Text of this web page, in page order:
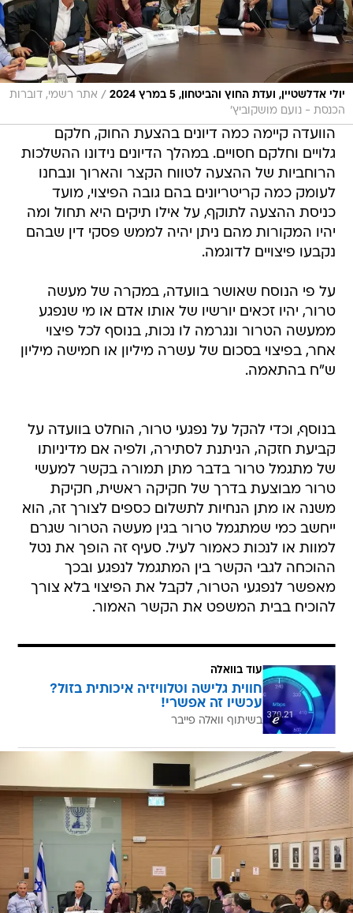
יולי אדלשטיין, ועדת החוץ והביטחון, 5 במרץ 2024 / אתר רשמי, דוברות
הכנסת - נועם מושקוביץ'
הוועדה קיימה כמה דיונים בהצעת החוק, חלקם
גלויים וחלקם חסויים. במהלך הדיונים נידונו ההשלכות
הרוחביות של ההצעה לטווח הקצר והארוך ונבחנו
לעומק כמה קריטריונים בהם גובה הפיצוי, מועד
כניסת ההצעה לתוקף, על אילו תיקים היא תחול ומה
יהיו המקורות מהם ניתן יהיה לממש פסקי דין שבהם
נקבעו פיצויים לדוגמה.
על פי הנוסח שאושר בוועדה, במקרה של מעשה
טרור, יהיו זכאים יורשיו של אותו אדם או מי שנפגע
ממעשה הטרור ונגרמה לו נכות, בנוסף לכל פיצוי
אחר, בפיצוי בסכום של עשרה מיליון או חמישה מיליון
ש"ח בהתאמה.
בנוסף, וכדי להקל על נפגעי טרור, הוחלט בוועדה על
קביעת חזקה, הניתנת לסתירה, ולפיה אם מדיניותו
של מתגמל טרור בדבר מתן תמורה בקשר למעשי
טרור מבוצעת בדרך של חקיקה ראשית, חקיקת
משנה או מתן הנחיות לתשלום כספים לצורך זה, הוא
ייחשב כמי שמתגמל טרור בגין מעשה הטרור שגרם
למוות או לנכות כאמור לעיל. סעיף זה הופך את נטל
ההוכחה לגבי הקשר בין המתגמל לנפגע ובכך
מאפשר לנפגעי הטרור, לקבל את הפיצוי בלא צורך
להוכיח בבית המשפט את הקשר האמור.
עוד בוואלה
חווית גלישה וטלוויזיה איכותית בזול?
עכשיו זה אפשרי!
בשיתוף וואלה פייבר